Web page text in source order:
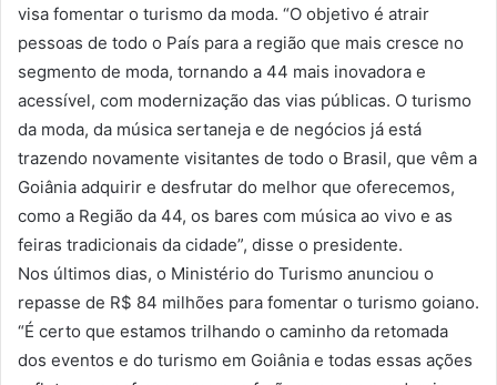
visa fomentar o turismo da moda. “O objetivo é atrair
pessoas de todo o País para a região que mais cresce no
segmento de moda, tornando a 44 mais inovadora e
acessível, com modernização das vias públicas. O turismo
da moda, da música sertaneja e de negócios já está
trazendo novamente visitantes de todo o Brasil, que vêm a
Goiânia adquirir e desfrutar do melhor que oferecemos,
como a Região da 44, os bares com música ao vivo e as
feiras tradicionais da cidade”, disse o presidente.
Nos últimos dias, o Ministério do Turismo anunciou o
repasse de R$ 84 milhões para fomentar o turismo goiano.
“É certo que estamos trilhando o caminho da retomada
dos eventos e do turismo em Goiânia e todas essas ações